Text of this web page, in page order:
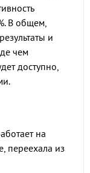
В общем,
и
чем
доступно,
на
переехала из